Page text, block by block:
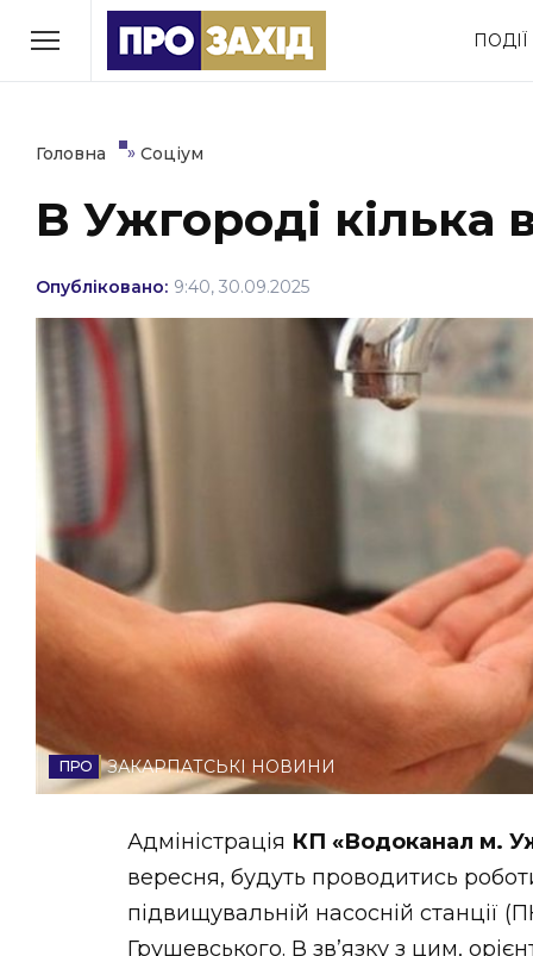
ПОДІЇ
РУБРИКИ
Економіка
Політика Соціум
(відеоверсія)
ЗАКАРПАТСЬКІ НОВИНИ
НОВИНИ ЗАХІДНОЇ УКРАЇНИ
ФОТО
Головна » Соціум
В Ужгороді кілька
Опубліковано: 9:40, 30.09.2025
ЗАКАРПАТСЬКІ НОВИНИ
Адміністрація КП «Водоканал м.
вересня, будуть проводитись
підвищувальній насосній станції
Грушевського. В зв’язку з цим,